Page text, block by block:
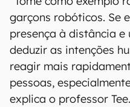
garçons robóticos. Se
presença à distância
deduzir as intenções
reagir mais
pessoas,
explica o professor Tee.